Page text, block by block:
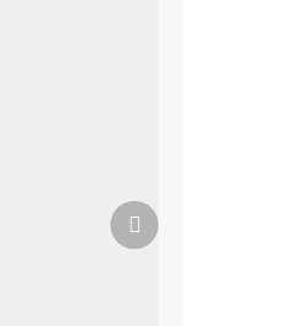
Nächstes
Produkt